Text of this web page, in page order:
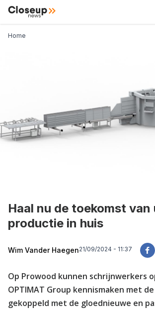
Overslaan
Close Up News
Kruimelpad
Home
Haal nu de toekomst van
productie in huis
Wim Vander Haegen21/09/2024 - 11:37
Op Prowood kunnen schrijnwerkers
OPTIMAT Group kennismaken met de
gekoppeld met de gloednieuwe en